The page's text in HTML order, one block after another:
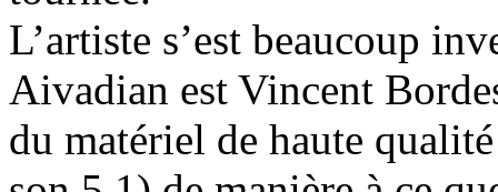
L’artiste s’est beaucoup
Aivadian est Vincent
du matériel de haute